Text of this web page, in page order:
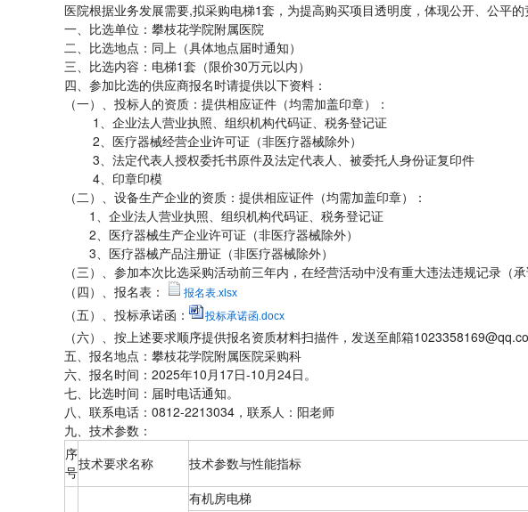
医院根据业务发展需要,拟采购电梯1套，为提高购买项目透明度，体现公开、公平
一、比选单位：攀枝花学院附属医院
二、比选地点：同上（具体地点届时通知）
三、比选内容：电梯1套（限价30万元以内）
四、参加比选的供应商报名时请提供以下资料：
（一）、投标人的资质：提供相应证件（均需加盖印章）：
1、企业法人营业执照、组织机构代码证、税务登记证
2、医疗器械经营企业许可证（非医疗器械除外）
3、法定代表人授权委托书原件及法定代表人、被委托人身份证复印件
4、印章印模
（二）、设备生产企业的资质：提供相应证件（均需加盖印章）：
1、企业法人营业执照、组织机构代码证、税务登记证
2、医疗器械生产企业许可证（非医疗器械除外）
3、医疗器械产品注册证（非医疗器械除外）
（三）、参加本次比选采购活动前三年内，在经营活动中没有重大违法违规记录（承
（四）、报名表：
报名表.xlsx
（五）、投标承诺函： 投标承诺函.docx
（六）、按上述要求顺序提供报名资质材料扫描件，发送至邮箱
五、报名地点：攀枝花学院附属医院采购科
六、报名时间：2025年10月17日-10月24日。
七、比选时间：届时电话通知。
八、联系电话：0812-2213034，联系人：阳老师
九、技术参数：
序
号技术要求名称 技术参数与性能指标
有机房电梯